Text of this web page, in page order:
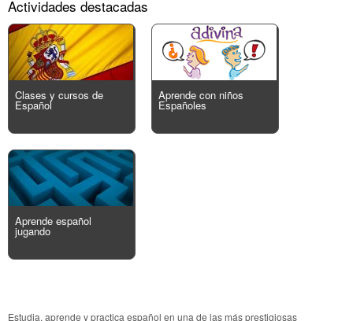
Actividades destacadas
Clases y cursos de
Español
Aprende con niños
Españoles
Aprende español
jugando
Estudia, aprende y practica español en una de las más prestigiosas